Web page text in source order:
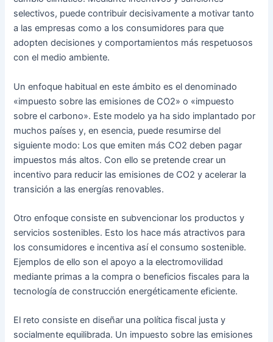
selectivos, puede contribuir decisivamente a motivar tanto
a las empresas como a los consumidores para que
adopten decisiones y comportamientos más respetuosos
con el medio ambiente.
Un enfoque habitual en este ámbito es el denominado
«impuesto sobre las emisiones de CO2» o «impuesto
sobre el carbono». Este modelo ya ha sido implantado por
muchos países y, en esencia, puede resumirse del
siguiente modo: Los que emiten más CO2 deben pagar
impuestos más altos. Con ello se pretende crear un
incentivo para reducir las emisiones de CO2 y acelerar la
transición a las energías renovables.
Otro enfoque consiste en subvencionar los productos y
servicios sostenibles. Esto los hace más atractivos para
los consumidores e incentiva así el consumo sostenible.
Ejemplos de ello son el apoyo a la electromovilidad
mediante primas a la compra o beneficios fiscales para la
tecnología de construcción energéticamente eficiente.
El reto consiste en diseñar una política fiscal justa y
socialmente equilibrada. Un impuesto sobre las emisiones